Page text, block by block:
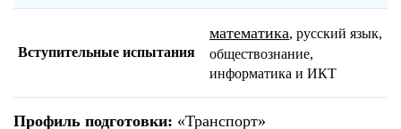
Вступительные испытания
математика, русский язык,
обществознание,
информатика и ИКТ
Профиль подготовки: «Транспорт»